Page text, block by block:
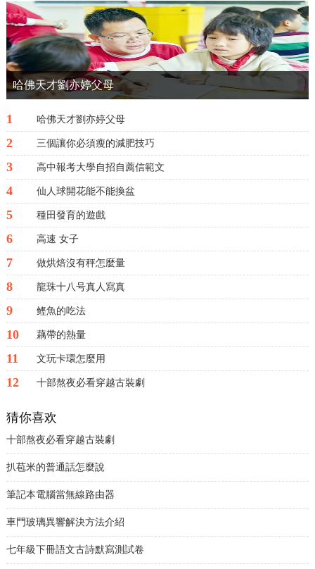
到此結束就很完美，人生的下一站，該有更
多新鮮有趣的...
哈佛天才劉亦婷父母
1 哈佛天才劉亦婷父母
2 三個讓你必須瘦的減肥技巧
3 高中報考大學自招自薦信範文
4 仙人球開花能不能換盆
5 種田發育的遊戲
6 高速 女子
7 做烘焙沒有秤怎麼量
8 龍珠十八号真人寫真
9 鲣魚的吃法
10 藕帶的熱量
11 文玩卡環怎麼用
12 十部熬夜必看穿越古裝劇
猜你喜欢
十部熬夜必看穿越古裝劇
扒苞米的普通話怎麼說
筆記本電腦當無線路由器
車門玻璃異響解決方法介紹
七年級下冊語文古詩默寫測試卷